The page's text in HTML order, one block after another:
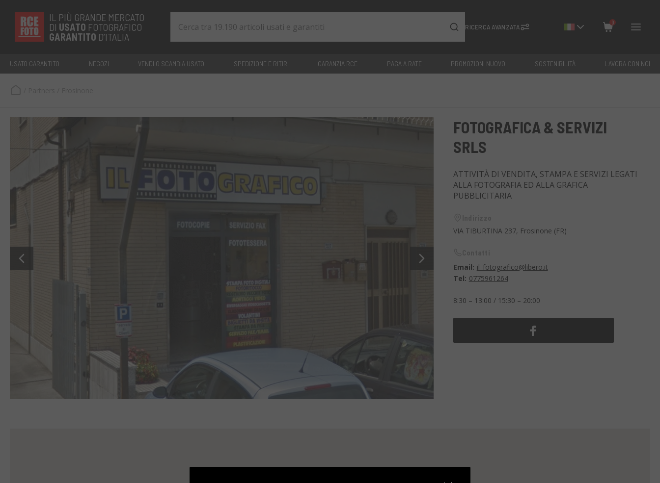
IL PIÙ GRANDE MERCATO
DI USATO FOTOGRAFICO
GARANTITO D’ITALIA
RICERCA AVANZATA
0
Chiudi
USATO GARANTITO NEGOZI VENDI O SCAMBIA USATO SPEDIZIONE E RITIRI GARANZIA RCE PAGA A RATE PROMOZIONI NUOVO SOSTENIBILITÀ LAVORA CON NOI
FOTOGRAFICA & SERVIZI
SRLS
ATTIVITÀ DI VENDITA, STAMPA E SERVIZI LEGATI
ALLA FOTOGRAFIA ED ALLA GRAFICA
PUBBLICITARIA
VIA TIBURTINA 237, Frosinone (FR)
Email: il_fotografico@libero.it
Tel: 0775961264
8:30 – 13:00 / 15:30 – 20:00